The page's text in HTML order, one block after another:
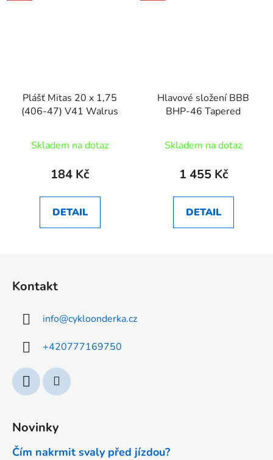
Plášť Mitas 20 x 1,75
(406-47) V41 Walrus
Skladem na dotaz
184 Kč
DETAIL
Hlavové složení BBB
BHP-46 Tapered
Skladem na dotaz
1 455 Kč
DETAIL
Kontakt
info@cykloonderka.cz
+420777169750
Novinky
Čím nakrmit svaly před jízdou?